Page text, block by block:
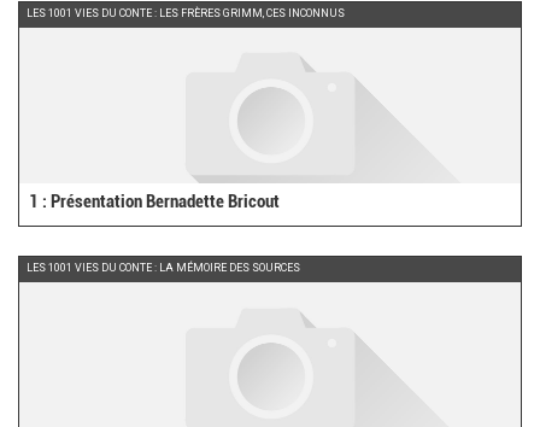
LES 1001 VIES DU CONTE : LES FRÈRES GRIMM, CES INCONNUS
1 : Présentation Bernadette Bricout
LES 1001 VIES DU CONTE : LA MÉMOIRE DES SOURCES